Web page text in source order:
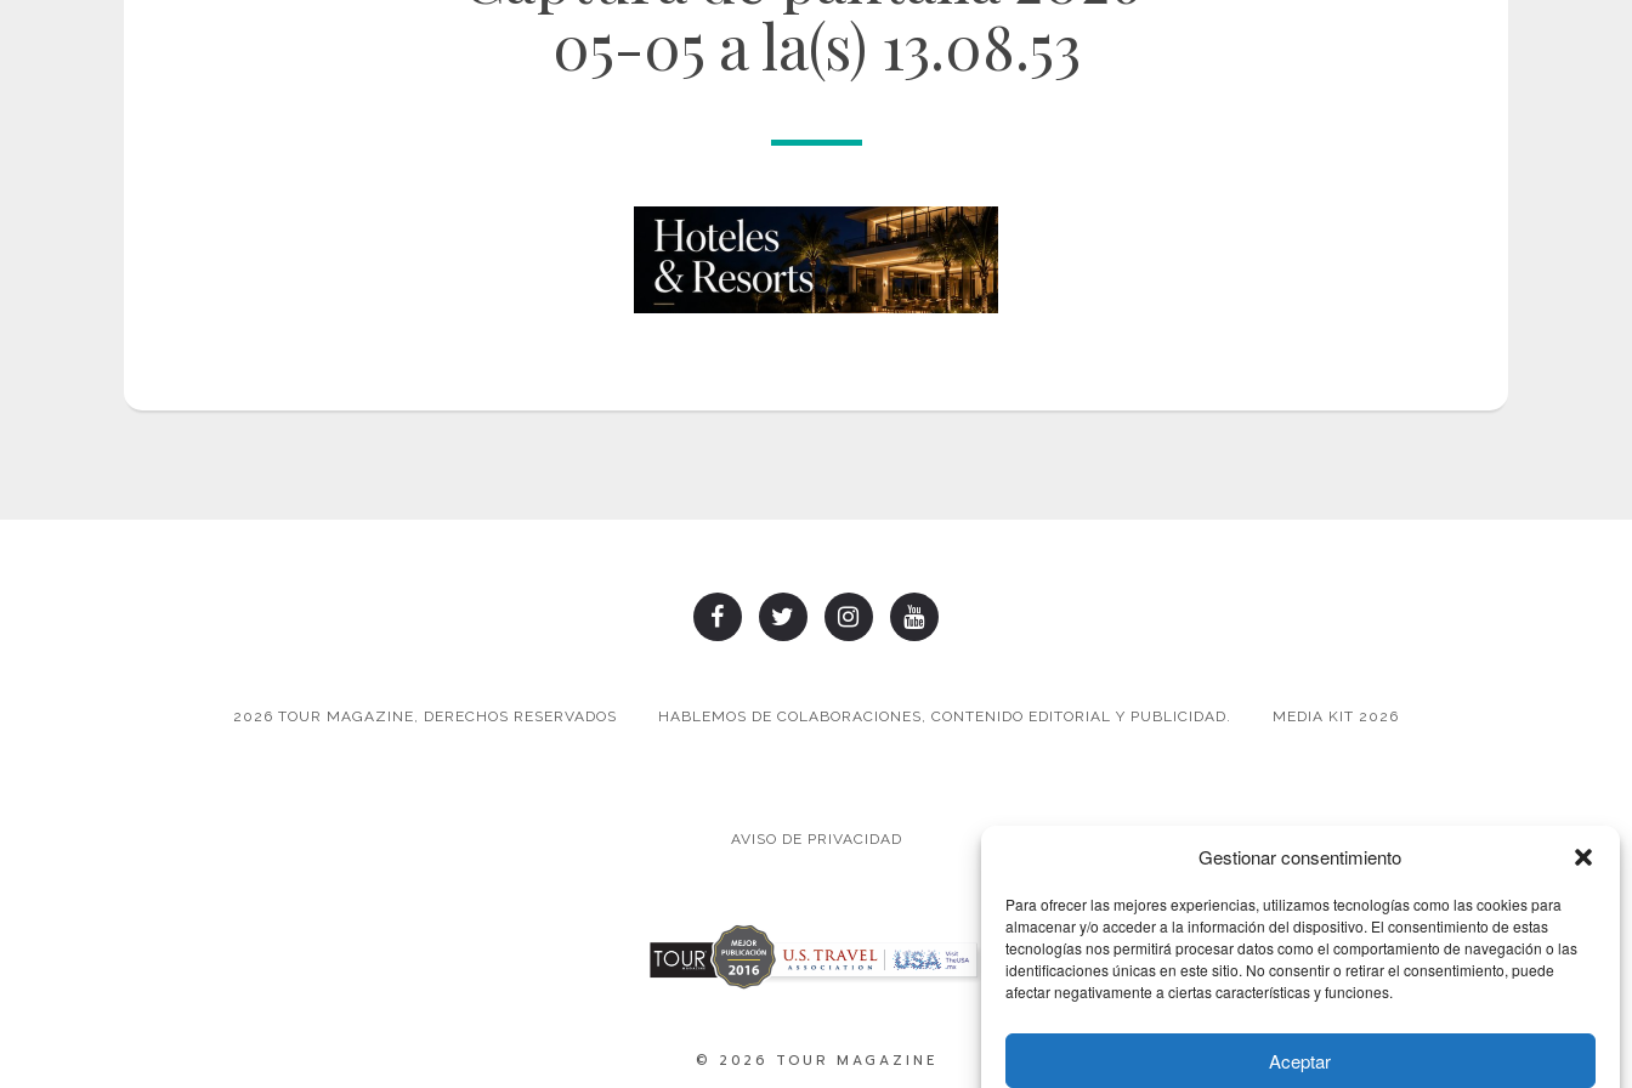
Gestionar consentimiento
Para ofrecer las mejores experiencias, utilizamos tecnologías como las cookies para
almacenar y/o acceder a la información del dispositivo. El consentimiento de estas
tecnologías nos permitirá procesar datos como el comportamiento de navegación o las
identificaciones únicas en este sitio. No consentir o retirar el consentimiento, puede
afectar negativamente a ciertas características y funciones.
Aceptar
05-05 a la(s) 13.08.53
2026 TOUR MAGAZINE, DERECHOS RESERVADOS HABLEMOS DE COLABORACIONES, CONTENIDO EDITORIAL Y PUBLICIDAD. MEDIA KIT 2026
AVISO DE PRIVACIDAD
© 2026 TOUR MAGAZINE